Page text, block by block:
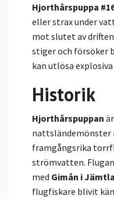
Hjorthårspuppa
eller strax under
mot slutet av
stiger och försöker
kan utlösa
Historik
Hjorthårspuppan
nattsländemönster
framgångsrika
strömvatten.
med Gimån i
flugfiskare blivit